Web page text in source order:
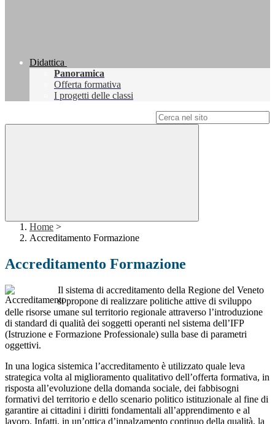
Didattica
Panoramica
Offerta formativa
I progetti delle classi
Home >
Accreditamento Formazione
Accreditamento Formazione
Il sistema di accreditamento della Regione del Veneto
si propone di realizzare politiche attive di sviluppo
delle risorse umane sul territorio regionale attraverso l’introduzione
di standard di qualità dei soggetti operanti nel sistema dell’IFP
(Istruzione e Formazione Professionale) sulla base di parametri
oggettivi.
In una logica sistemica l’accreditamento è utilizzato quale leva
strategica volta al miglioramento qualitativo dell’offerta formativa, in
risposta all’evoluzione della domanda sociale, dei fabbisogni
formativi del territorio e dello scenario politico istituzionale al fine di
garantire ai cittadini i diritti fondamentali all’apprendimento e al
lavoro. Infatti, in un’ottica d’innalzamento continuo della qualità, la